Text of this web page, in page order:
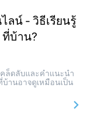
ลน์ - วิธีเรียนรู้
ที่บ้าน?
คล็ดลับและคำแนะนำ
บ้านอาจดูเหมือนเป็น